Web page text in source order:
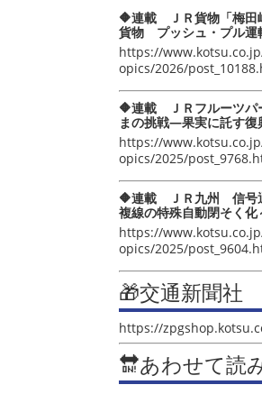
🔶連載 ＪＲ貨物「梅田
貨物 プッシュ・プル運
https://
opics/2026/
🔶連載 ＪＲフルーツパ
まの挑戦―果実に託す
https://
opics/2025/
🔶連載 ＪＲ九州 信号
複線の特殊自動閉そく化
https://
opics/2025/
🎁交通新聞社
https://
🔛あわせて読